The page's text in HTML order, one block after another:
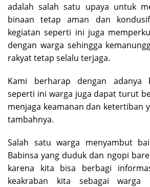
adalah salah satu upaya untuk
binaan tetap aman dan
kegiatan seperti ini juga
dengan warga sehingga
rakyat tetap selalu terjaga.
Kami berharap dengan adanya
seperti ini warga juga dapat turut
menjaga keamanan dan ketertiban
tambahnya.
Salah satu warga menyambut
Babinsa yang duduk dan ngopi
karena kita bisa berbagi
keakraban kita sebagai warga